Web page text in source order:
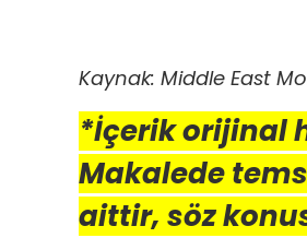
Kaynak: Middle East
*İçerik orijinal
Makalede
aittir, söz